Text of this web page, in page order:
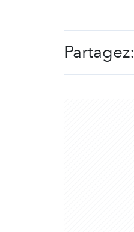
Partagez: